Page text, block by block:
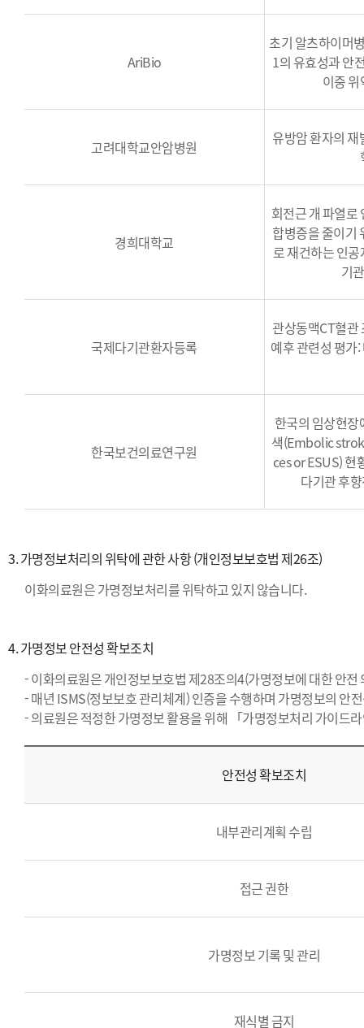
AriBio
초기 알츠하이머
1의 유효성과 안
이중
고려대학교안암병원
유방암 환자의 재
경희대학교
회전근 개 파열로
합병증을 줄이기
로 재건하는 인
기
국제다기관환자등록
관상동맥CT혈관
예후 관련성 평가
한국보건의료연구원
한국의 임상현장
색(Embolic
ces or ESUS) 현
다기관 후
3. 가명정보처리의 위탁에 관한 사항 (개인정보보호법 제26조)
이화의료원은 가명정보처리를 위탁하고 있지 않습니다.
4. 가명정보 안전성 확보조치
- 이화의료원은 개인정보보호법 제28조의4(가명정보에 대한 안
- 매년 ISMS(정보보호 관리체계) 인증을 수행하며 가명정보의 안
- 의료원은 적정한 가명정보 활용을 위해 「가명정보처리 가이드
안전성 확보조치
내부관리계획 수립
접근 권한
가명정보 기록 및 관리
재식별 금지